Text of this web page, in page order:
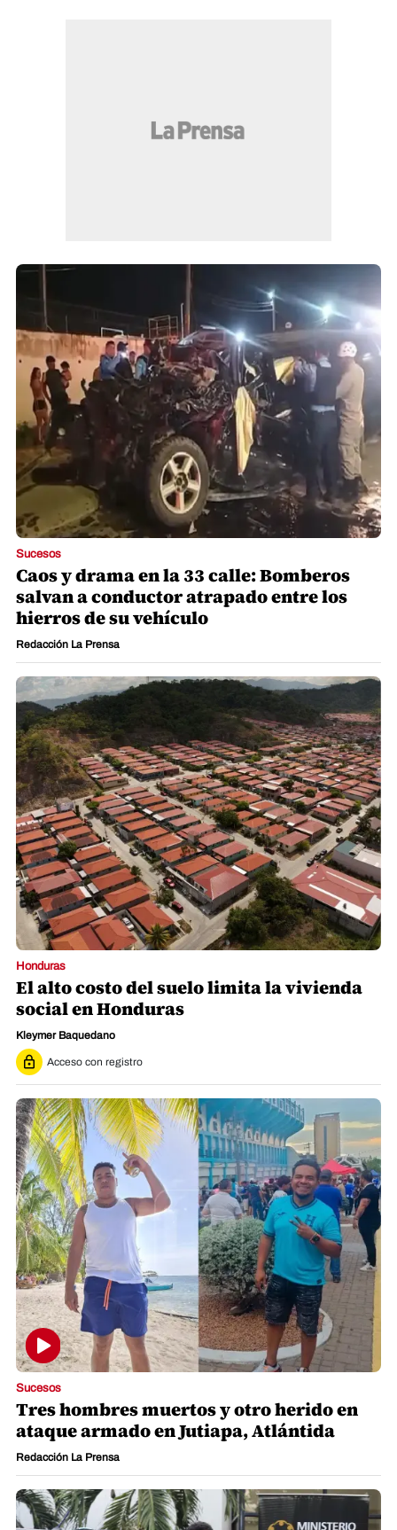
Sucesos
Caos y drama en la 33 calle: Bomberos
salvan a conductor atrapado entre los
hierros de su vehículo
Redacción La Prensa
Honduras
El alto costo del suelo limita la vivienda
social en Honduras
Kleymer Baquedano
Acceso con registro
Sucesos
Tres hombres muertos y otro herido en
ataque armado en Jutiapa, Atlántida
Redacción La Prensa